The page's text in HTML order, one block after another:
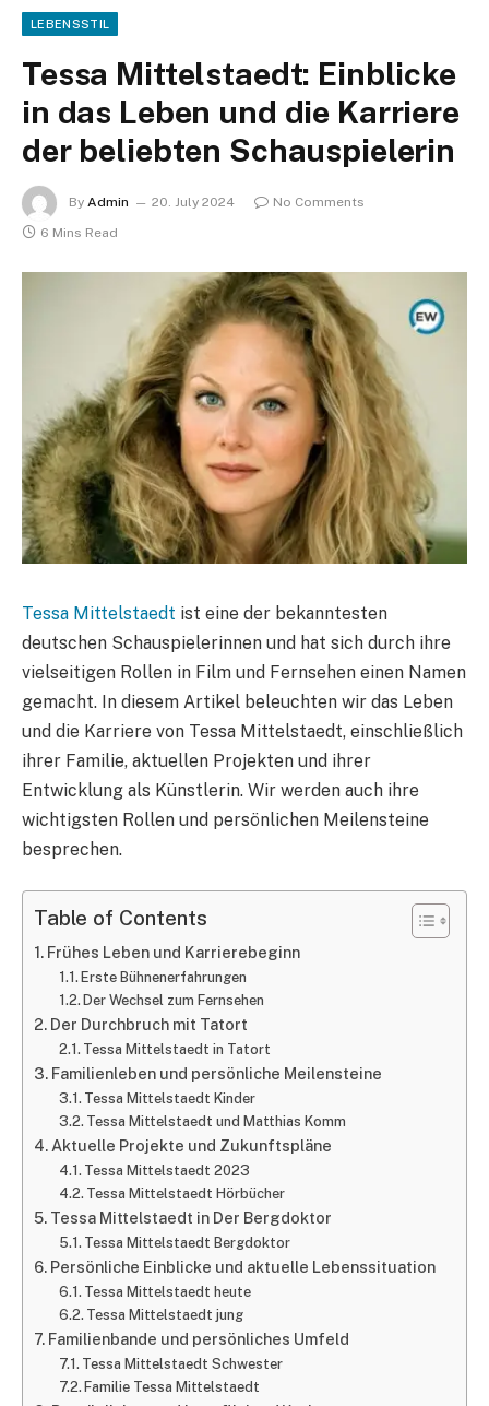
LEBENSSTIL
Tessa Mittelstaedt: Einblicke
in das Leben und die Karriere
der beliebten Schauspielerin
By Admin 20. July 2024
No Comments
6 Mins Read
Tessa Mittelstaedt ist eine der bekanntesten
deutschen Schauspielerinnen und hat sich durch ihre
vielseitigen Rollen in Film und Fernsehen einen Namen
gemacht. In diesem Artikel beleuchten wir das Leben
und die Karriere von Tessa Mittelstaedt, einschließlich
ihrer Familie, aktuellen Projekten und ihrer
Entwicklung als Künstlerin. Wir werden auch ihre
wichtigsten Rollen und persönlichen Meilensteine
besprechen.
Table of Contents
Frühes Leben und Karrierebeginn
Erste Bühnenerfahrungen
Der Wechsel zum Fernsehen
Der Durchbruch mit Tatort
Tessa Mittelstaedt in Tatort
Familienleben und persönliche Meilensteine
Tessa Mittelstaedt Kinder
Tessa Mittelstaedt und Matthias Komm
Aktuelle Projekte und Zukunftspläne
Tessa Mittelstaedt 2023
Tessa Mittelstaedt Hörbücher
Tessa Mittelstaedt in Der Bergdoktor
Tessa Mittelstaedt Bergdoktor
Persönliche Einblicke und aktuelle Lebenssituation
Tessa Mittelstaedt heute
Tessa Mittelstaedt jung
Familienbande und persönliches Umfeld
Tessa Mittelstaedt Schwester
Familie Tessa Mittelstaedt